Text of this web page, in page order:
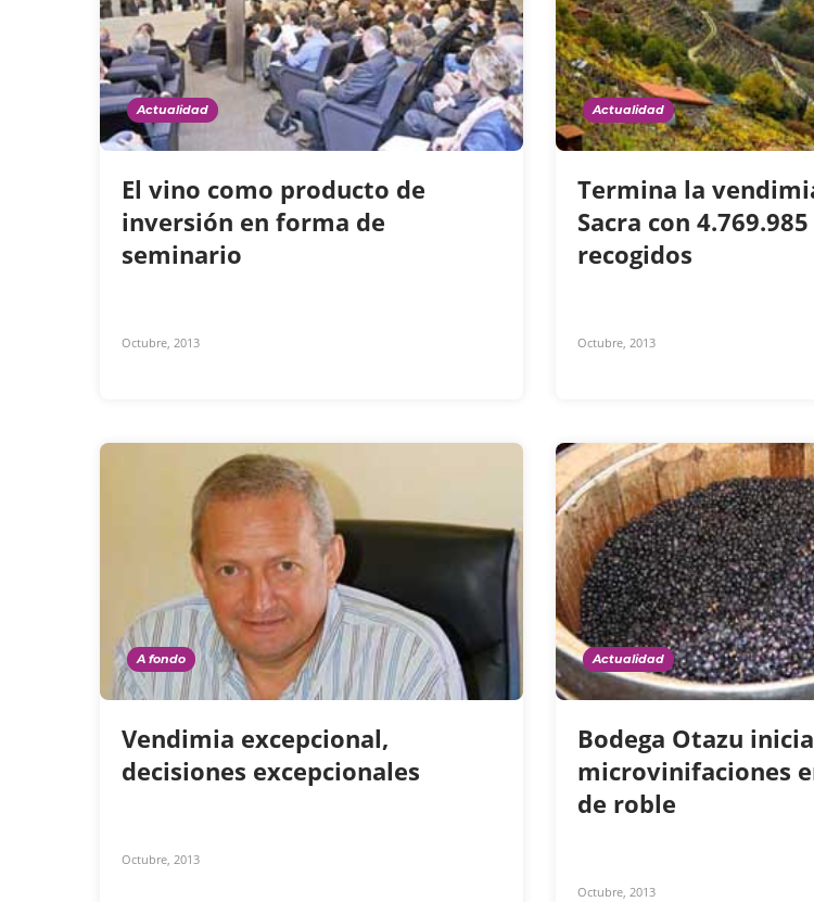
Actualidad
El vino como producto de
inversión en forma de
seminario
Octubre, 2013
Actualidad
Termina la
Sacra con
recogidos
Octubre, 2013
A fondo
Vendimia excepcional,
decisiones excepcionales
Octubre, 2013
Actualidad
Bodega Otazu
microvinifaciones
de roble
Octubre, 2013